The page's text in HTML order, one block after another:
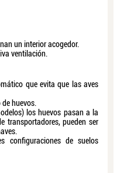
un interior acogedor.
ventilación.
que evita que las aves
huevos.
los huevos pasan a la
transportadores, pueden ser
configuraciones de suelos